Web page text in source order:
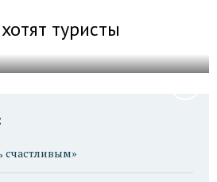
туристы
счастливым»